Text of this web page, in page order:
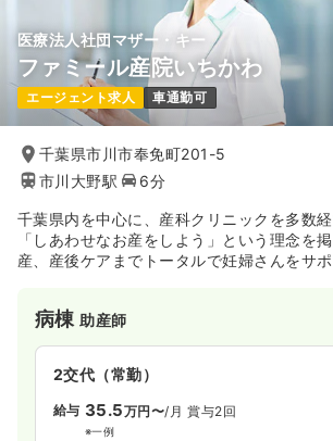
医療法人社団マザー・キー
ファミール産院いちかわ
エージェント求人 車通勤可
千葉県市川市奉免町201-5
市川大野駅
6分
千葉県内を中心に、産科クリニックを多数経
「しあわせなお産をしよう」という理念を
産、産後ケアまでトータルで妊婦さんをサ
病棟 助産師
2交代（常勤）
給与 35.5万円〜/月 賞与2回
※一例